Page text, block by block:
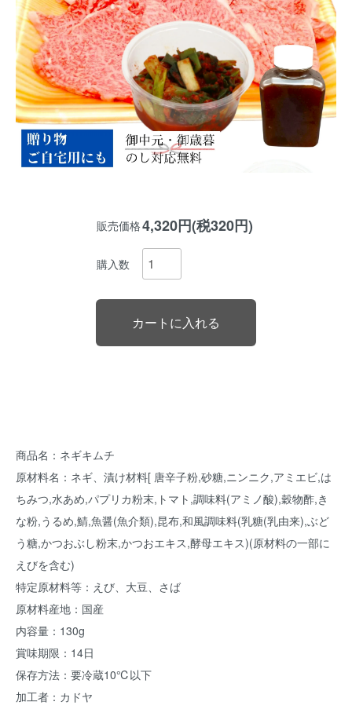
販売価格4,320円(税320円)
購入数
商品名：ネギキムチ
原材料名：ネギ、漬け材料[ 唐辛子粉,砂糖,ニンニク,アミエビ,は
ちみつ,水あめ,パプリカ粉末,トマト,調味料(アミノ酸),穀物酢,き
な粉,うるめ,鯖,魚醤(魚介類),昆布,和風調味料(乳糖(乳由来),ぶど
う糖,かつおぶし粉末,かつおエキス,酵母エキス)(原材料の一部に
えびを含む)
特定原材料等：えび、大豆、さば
原材料産地：国産
内容量：130g
賞味期限：14日
保存方法：要冷蔵10℃以下
加工者：カドヤ